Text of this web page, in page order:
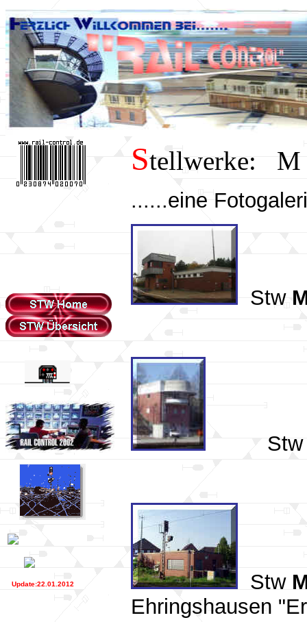
Update:22.01.2012
Stellwerke:
......eine
Stw
Stw
Ehringshausen